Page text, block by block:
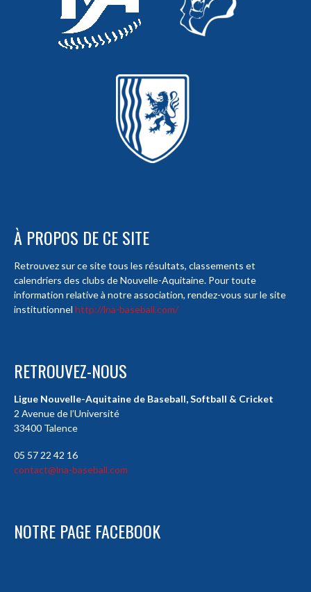
À PROPOS DE CE SITE
Retrouvez sur ce site tous les résultats, classements et
calendriers des clubs de Nouvelle-Aquitaine. Pour toute
information relative à notre association, rendez-vous sur le site
institutionnel http://lna-baseball.com/
RETROUVEZ-NOUS
Ligue Nouvelle-Aquitaine de Baseball, Softball & Cricket
2 Avenue de l’Université
33400 Talence
05 57 22 42 16
contact@lna-baseball.com
NOTRE PAGE FACEBOOK